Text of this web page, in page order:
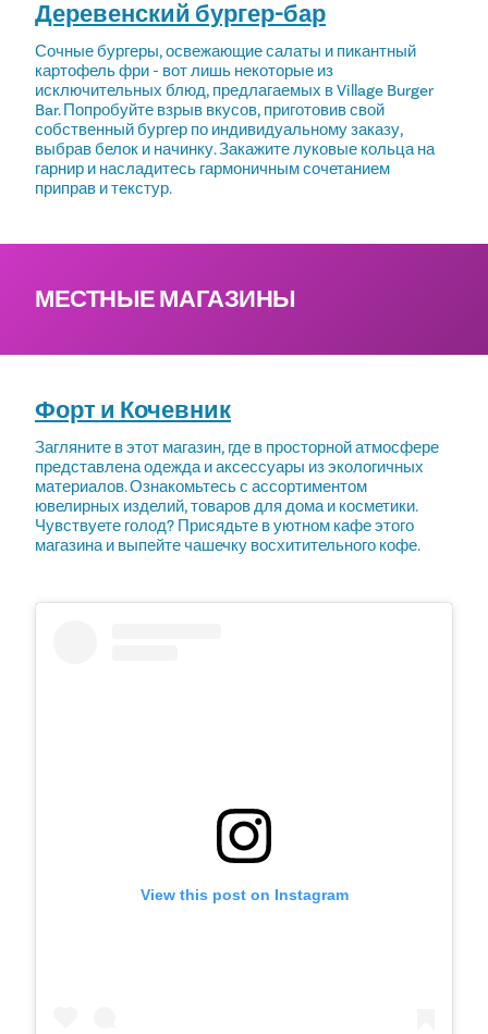
Деревенский бургер-бар
Сочные бургеры, освежающие салаты и пикантный
картофель фри - вот лишь некоторые из
исключительных блюд, предлагаемых в Village Burger
Bar. Попробуйте взрыв вкусов, приготовив свой
собственный бургер по индивидуальному заказу,
выбрав белок и начинку. Закажите луковые кольца на
гарнир и насладитесь гармоничным сочетанием
приправ и текстур.
МЕСТНЫЕ МАГАЗИНЫ
Форт и Кочевник
Загляните в этот магазин, где в просторной атмосфере
представлена одежда и аксессуары из экологичных
материалов. Ознакомьтесь с ассортиментом
ювелирных изделий, товаров для дома и косметики.
Чувствуете голод? Присядьте в уютном кафе этого
магазина и выпейте чашечку восхитительного кофе.
View this post on Instagram